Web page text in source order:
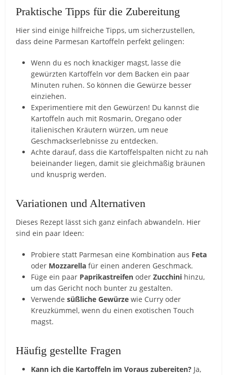
Praktische Tipps für die Zubereitung
Hier sind einige hilfreiche Tipps, um sicherzustellen,
dass deine Parmesan Kartoffeln perfekt gelingen:
Wenn du es noch knackiger magst, lasse die
gewürzten Kartoffeln vor dem Backen ein paar
Minuten ruhen. So können die Gewürze besser
einziehen.
Experimentiere mit den Gewürzen! Du kannst die
Kartoffeln auch mit Rosmarin, Oregano oder
italienischen Kräutern würzen, um neue
Geschmackserlebnisse zu entdecken.
Achte darauf, dass die Kartoffelspalten nicht zu nah
beieinander liegen, damit sie gleichmäßig bräunen
und knusprig werden.
Variationen und Alternativen
Dieses Rezept lässt sich ganz einfach abwandeln. Hier
sind ein paar Ideen:
Probiere statt Parmesan eine Kombination aus Feta
oder Mozzarella für einen anderen Geschmack.
Füge ein paar Paprikastreifen oderZucchini hinzu,
um das Gericht noch bunter zu gestalten.
Verwendesüßliche Gewürze wie Curry oder
Kreuzkümmel, wenn du einen exotischen Touch
magst.
Häufig gestellte Fragen
Kann ich die Kartoffeln im Voraus zubereiten? Ja,